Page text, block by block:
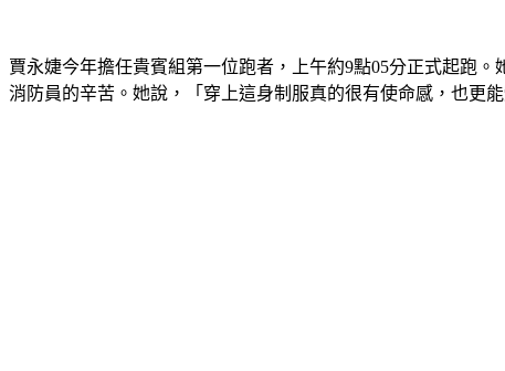
賈永婕今年擔任貴賓組第一位跑者，上午約9點05分正式起跑
消防員的辛苦。她說，「穿上這身制服真的很有使命感，也更